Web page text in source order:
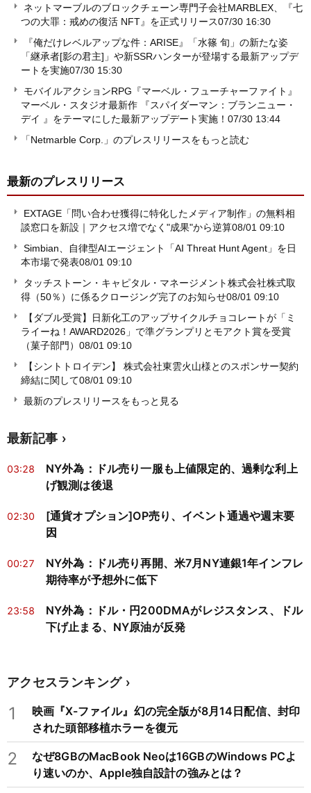
ネットマーブルのブロックチェーン専門子会社MARBLEX、『七
つの大罪：戒めの復活 NFT』を正式リリース07/30 16:30
『俺だけレベルアップな件：ARISE』「水篠 旬」の新たな姿
「継承者[影の君主]」や新SSRハンターが登場する最新アップデ
ートを実施07/30 15:30
モバイルアクションRPG『マーベル・フューチャーファイト』
マーベル・スタジオ最新作 『スパイダーマン：ブランニュー・
デイ 』をテーマにした最新アップデート実施！ 07/30 13:44
「Netmarble Corp.」のプレスリリースをもっと読む
最新のプレスリリース
EXTAGE「問い合わせ獲得に特化したメディア制作」の無料相
談窓口を新設｜アクセス増でなく"成果"から逆算08/01 09:10
Simbian、自律型AIエージェント「AI Threat Hunt Agent」を日
本市場で発表08/01 09:10
タッチストーン・キャピタル・マネージメント株式会社株式取
得（50％）に係るクロージング完了のお知らせ08/01 09:10
【ダブル受賞】日新化工のアップサイクルチョコレートが「ミ
ライーね！AWARD2026」で準グランプリとモアクト賞を受賞
（菓子部門） 08/01 09:10
【シントトロイデン】 株式会社東雲火山様とのスポンサー契約
締結に関して08/01 09:10
最新のプレスリリースをもっと見る
最新記事
03:28
NY外為：ドル売り一服も上値限定的、過剰な利上
げ観測は後退
02:30
[通貨オプション]OP売り、イベント通過や週末要
因
00:27
NY外為：ドル売り再開、米7月NY連銀1年インフレ
期待率が予想外に低下
23:58
NY外為：ドル・円200DMAがレジスタンス、ドル
下げ止まる、NY原油が反発
アクセスランキング
1
映画『X-ファイル』幻の完全版が8月14日配信、封印
された頭部移植ホラーを復元
2
なぜ8GBのMacBook Neoは16GBのWindows PCよ
り速いのか、Apple独自設計の強みとは？